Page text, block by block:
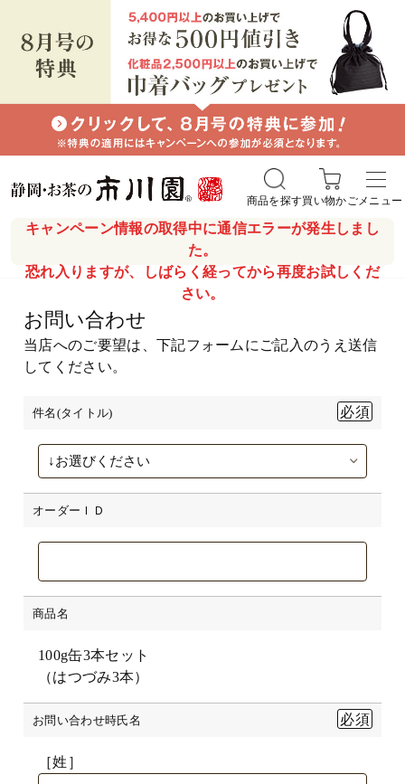
キャンペーン情報の取得中に通信エラーが発生しまし
た。
恐れ入りますが、しばらく経ってから再度お試しくだ
さい。
商品を探す買い物かごメニュー
お問い合わせ
当店へのご要望は、下記フォームにご記入のうえ送信
してください。
件名(タイトル)
オーダーＩＤ
商品名
100g缶3本セット
（はつづみ3本）
お問い合わせ時氏名
［姓］